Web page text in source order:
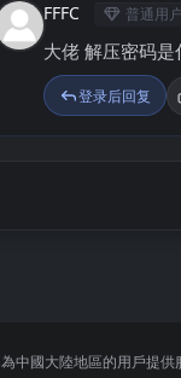
F
FFFC 普通用户
大佬 解压密码是
登录后回复
中國大陸地區的用戶提供